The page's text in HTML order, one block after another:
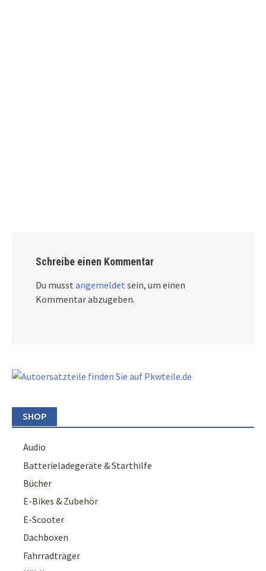
Schreibe einen Kommentar
Du musst angemeldet sein, um einen
Kommentar abzugeben.
SHOP
Audio
Batterieladegeräte & Starthilfe
Bücher
E-Bikes & Zubehör
E-Scooter
Dachboxen
Fahrradträger